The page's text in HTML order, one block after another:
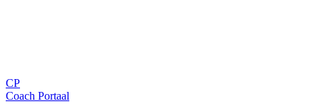
CP
Coach Portaal